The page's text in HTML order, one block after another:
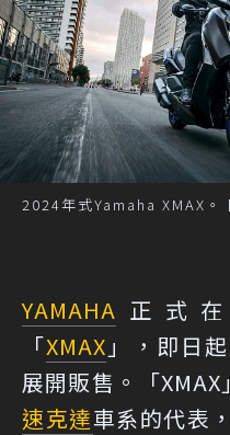
2024年式Yamaha XMAX。
YAMAHA 正式
「XMAX 」，即日
展開販售。「
速克達車系的代表